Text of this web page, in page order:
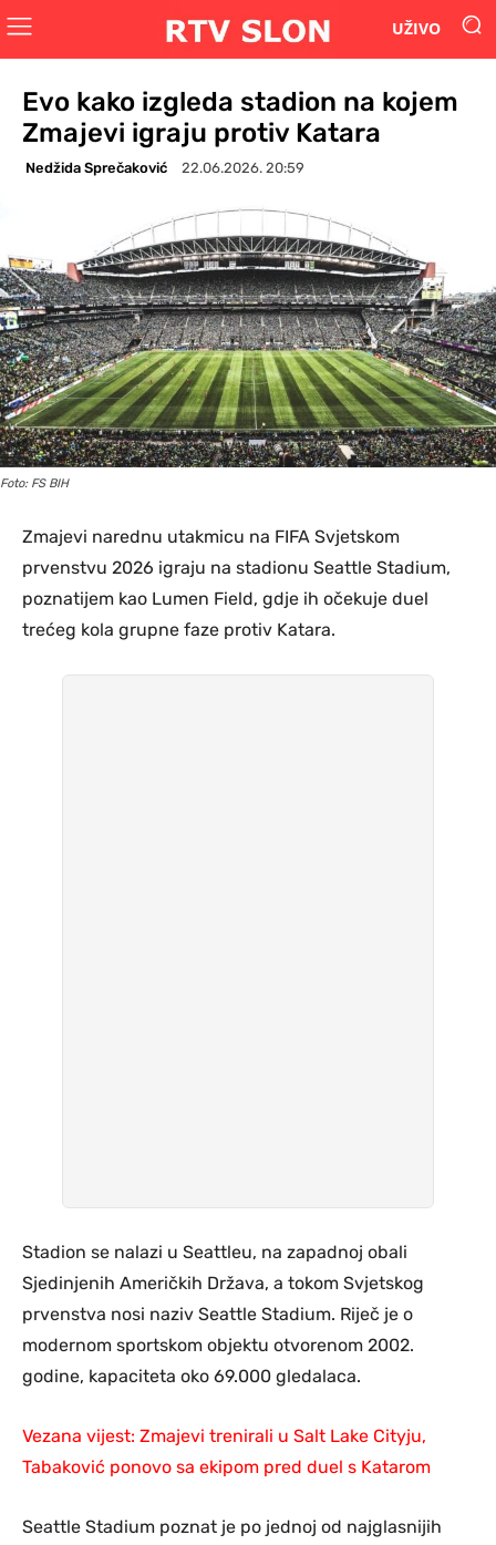
UŽIVO
Evo kako izgleda stadion na kojem
Zmajevi igraju protiv Katara
Nedžida Sprečaković 22.06.2026. 20:59
Foto: FS BIH
Zmajevi narednu utakmicu na FIFA Svjetskom
prvenstvu 2026 igraju na stadionu Seattle Stadium,
poznatijem kao Lumen Field, gdje ih očekuje duel
trećeg kola grupne faze protiv Katara.
Stadion se nalazi u Seattleu, na zapadnoj obali
Sjedinjenih Američkih Država, a tokom Svjetskog
prvenstva nosi naziv Seattle Stadium. Riječ je o
modernom sportskom objektu otvorenom 2002.
godine, kapaciteta oko 69.000 gledalaca.
Vezana vijest: Zmajevi trenirali u Salt Lake Cityju,
Tabaković ponovo sa ekipom pred duel s Katarom
Seattle Stadium poznat je po jednoj od najglasnijih